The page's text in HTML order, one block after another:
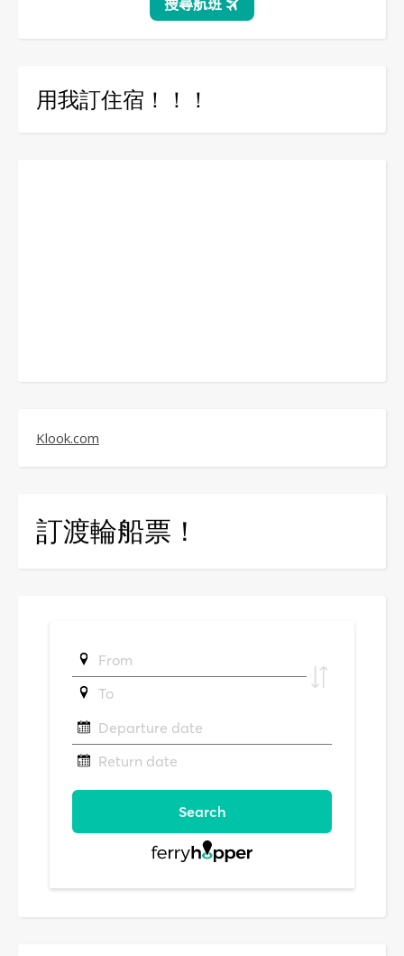
用我訂住宿！！！
Klook.com
訂渡輪船票！